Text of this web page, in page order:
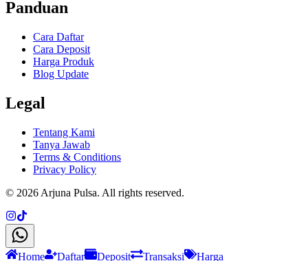
Panduan
Cara Daftar
Cara Deposit
Harga Produk
Blog Update
Legal
Tentang Kami
Tanya Jawab
Terms & Conditions
Privacy Policy
© 2026 Arjuna Pulsa. All rights reserved.
Home Daftar Deposit Transaksi Harga